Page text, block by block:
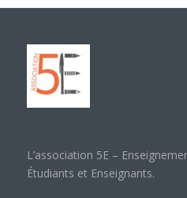
L’association 5E –
Étudiants et Enseignants.